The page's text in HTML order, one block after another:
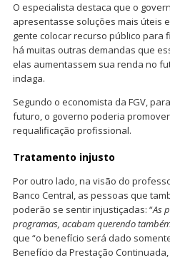
O especialista destaca que o
apresentasse soluções mais úteis
gente colocar recurso público
há muitas outras demandas que
elas aumentassem sua renda no
indaga.
Segundo o economista da FGV,
futuro, o governo poderia
requalificação profissional.
Tratamento injusto
Por outro lado, na visão do
Banco Central, as pessoas que
poderão se sentir injustiçadas: “As
programas, acabam querendo
que “o benefício será dado
Benefício da Prestação Continuada,